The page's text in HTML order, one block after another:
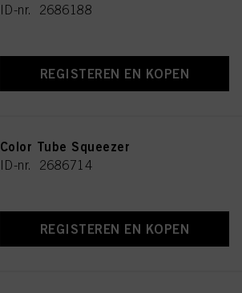
ID-nr. 2686188
REGISTEREN EN KOPEN
Color Tube Squeezer
ID-nr. 2686714
REGISTEREN EN KOPEN